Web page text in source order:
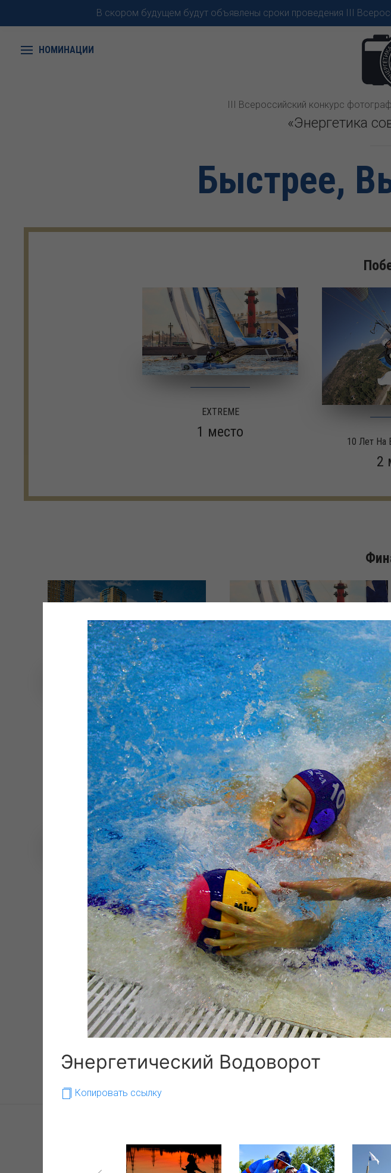
В скором будущем будут объявлены сроки проведения III
НОМИНАЦИИ
III Всероссийский конкурс
«Энергетика
Быстрее,
EXTREME
1 место
10 Лет На
2
'Стройгазмонтаж' Уходит В Отрыв.
EXTREME
7_Солнечный_удар. Держать!!!
В номинации «Быстрее, выше, сильнее»
Энергетический Водоворот
Копировать ссылку